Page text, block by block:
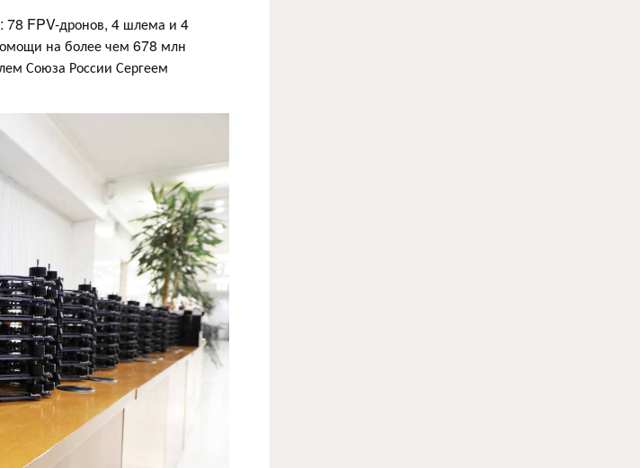
78 FPV-дронов, 4 шлема и 4
на более чем 678 млн
Союза России Сергеем